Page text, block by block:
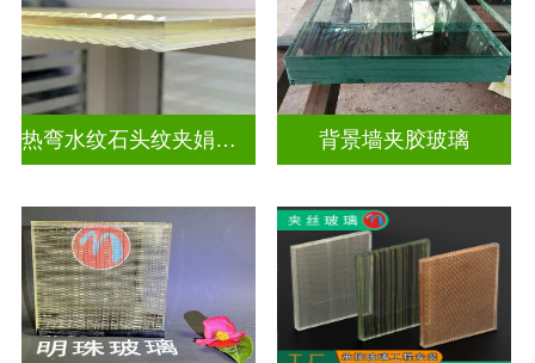
热弯水纹石头纹夹娟夹丝玻璃 背景墙夹胶玻璃